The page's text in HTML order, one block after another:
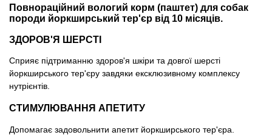
Повнораційний вологий корм (паштет) для собак
породи йоркширський тер'єр від 10 місяців.
ЗДОРОВ'Я ШЕРСТІ
Сприяє підтриманню здоров'я шкіри та довгої шерсті
йоркширського тер'єру завдяки ексклюзивному комплексу
нутрієнтів.
СТИМУЛЮВАННЯ АПЕТИТУ
Допомагає задовольнити апетит йоркширського тер'єра.
Товари для голубів
Товари для гризунів
Товари для коней
Хозряд - господарчі товари оптом